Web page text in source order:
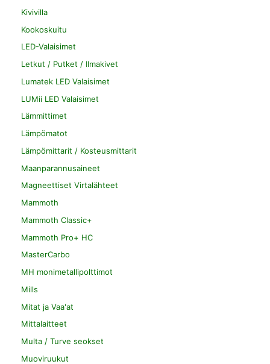
Kivivilla
Kookoskuitu
LED-Valaisimet
Letkut / Putket / Ilmakivet
Lumatek LED Valaisimet
LUMii LED Valaisimet
Lämmittimet
Lämpömatot
Lämpömittarit / Kosteusmittarit
Maanparannusaineet
Magneettiset Virtalähteet
Mammoth
Mammoth Classic+
Mammoth Pro+ HC
MasterCarbo
MH monimetallipolttimot
Mills
Mitat ja Vaa'at
Mittalaitteet
Multa / Turve seokset
Muoviruukut